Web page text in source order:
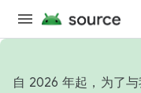
自 2026 年起，为了